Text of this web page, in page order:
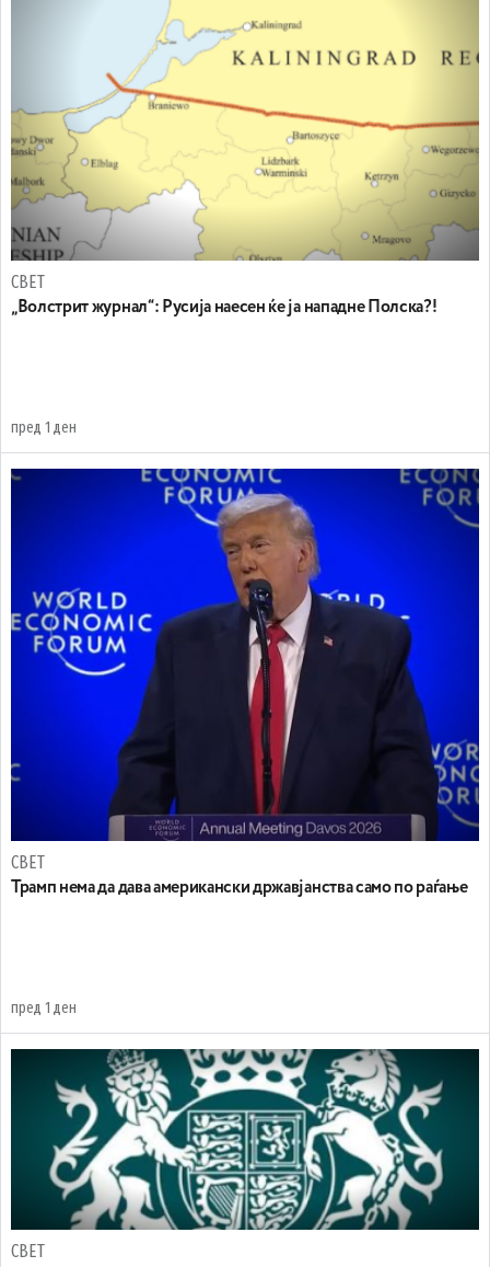
СВЕТ
„Волстрит журнал“: Русија наесен ќе ја нападне Полска?!
пред 1 ден
СВЕТ
Трамп нема да дава американски државјанства само по раѓање
пред 1 ден
СВЕТ